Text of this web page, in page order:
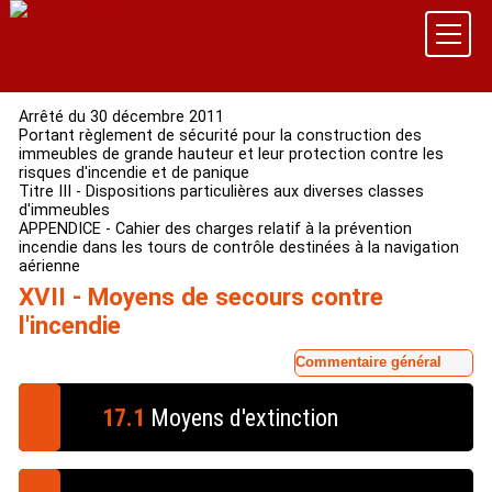
Arrêté du 30 décembre 2011
Portant règlement de sécurité pour la construction des
immeubles de grande hauteur et leur protection contre les
risques d'incendie et de panique
Titre III - Dispositions particulières aux diverses classes
d'immeubles
APPENDICE - Cahier des charges relatif à la prévention
incendie dans les tours de contrôle destinées à la navigation
aérienne
XVII - Moyens de secours contre
l'incendie
Commentaire général
17.1 Moyens d'extinction
Les tours de contrôle disposent des moyens